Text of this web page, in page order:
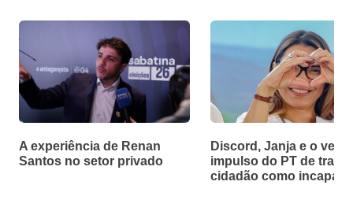
A experiência de Renan
Santos no setor privado
Discord, Janja e o velho
impulso do PT de tratar
cidadão como incapaz